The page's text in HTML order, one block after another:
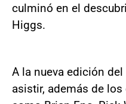
culminó en el
Higgs.
A la nueva edición
asistir, además de